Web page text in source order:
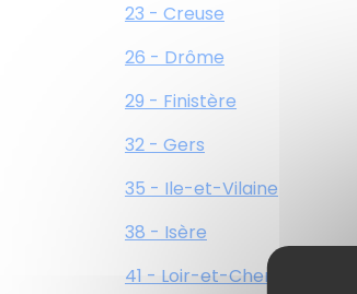
23 - Creuse
26 - Drôme
29 - Finistère
32 - Gers
35 - Ile-et-Vilaine
38 - Isère
41 - Loir-et-Cher